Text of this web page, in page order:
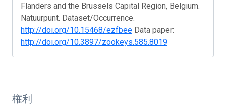
Flanders and the Brussels Capital Region, Belgium.
Natuurpunt. Dataset/Occurrence.
http://doi.org/10.15468/ezfbee Data paper:
http://doi.org/10.3897/zookeys.585.8019
権利